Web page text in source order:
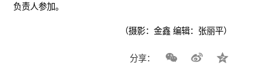
负责人参加。
（摄影：金鑫 编辑：张丽平）
分享：